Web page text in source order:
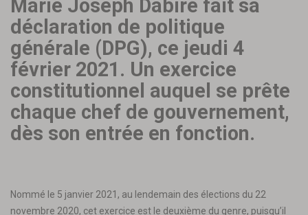
Marie Joseph Dabiré fait sa
déclaration de politique
générale (DPG), ce jeudi 4
février 2021. Un exercice
constitutionnel auquel se prête
chaque chef de gouvernement,
dès son entrée en fonction.
Nommé le 5 janvier 2021, au lendemain des élections du 22
novembre 2020, cet exercice est le deuxième du genre, puisqu’il